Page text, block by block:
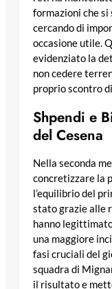
formazioni che
cercando di
occasione utile.
evidenziato la
non cedere
proprio scontro
Shpendi e
del Cesena
Nella seconda
concretizzare la
l’equilibrio del
stato grazie alle
hanno
una maggiore
fasi cruciali del
squadra di
il risultato e